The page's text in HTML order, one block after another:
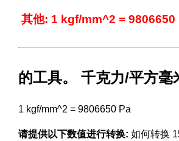
其他: 1 kgf/mm^2 = 9806650
的工具。 千克力/平方毫
1 kgf/mm^2 = 9806650 Pa
请提供以下数值进行转换: 如何转换